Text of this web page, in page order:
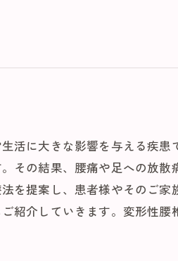
活に大きな影響を与える疾
その結果、腰痛や足への放
を提案し、患者様やそのご
紹介していきます。変形性